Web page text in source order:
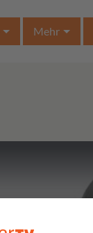
Mehr